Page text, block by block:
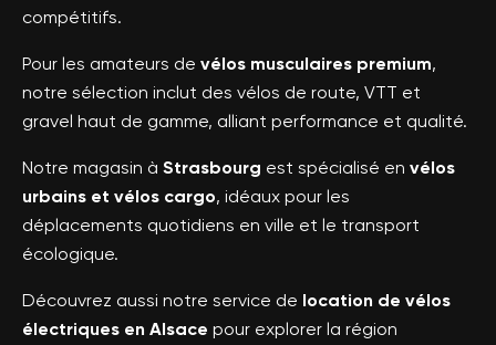
compétitifs.
Pour les amateurs de vélos musculaires premium,
notre sélection inclut des vélos de route, VTT et
gravel haut de gamme, alliant performance et qualité.
Notre magasin à Strasbourg est spécialisé en vélos
urbains et vélos cargo, idéaux pour les
déplacements quotidiens en ville et le transport
écologique.
Découvrez aussi notre service de location de vélos
électriques en Alsace pour explorer la région